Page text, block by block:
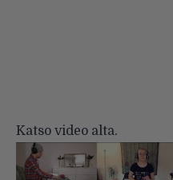
Katso video alta.